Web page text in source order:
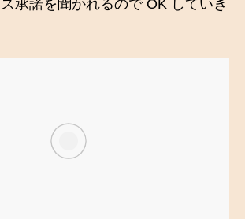
承諾を聞かれるので OK していき